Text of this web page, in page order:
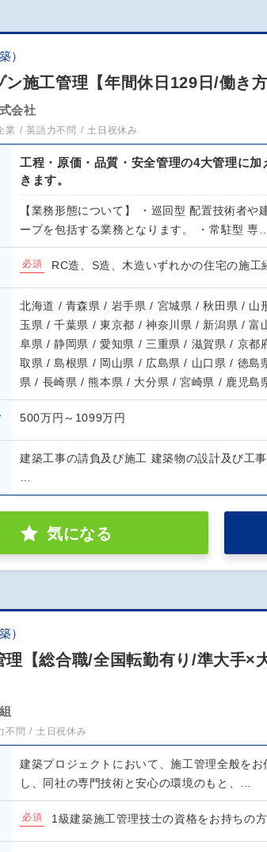
）
ン施工管理【年間休日129日/働き
会社
業 英語力不問 土日祝休み
工程・原価・品質・安全管理の4大管理に
きます。
【業務形態について】 ・巡回型 配置技術者
ープを包括する業務となります。 ・常駐型 専…
必須 RC造、S造、木造いずれかの住宅の施工
北海道 / 青森県 / 岩手県 / 宮城県 / 秋田県 /
玉県 / 千葉県 / 東京都 / 神奈川県 / 新潟県 /
阜県 / 静岡県 / 愛知県 / 三重県 / 滋賀県 / 京
取県 / 島根県 / 岡山県 / 広島県 / 山口県 / 徳
県 / 長崎県 / 熊本県 / 大分県 / 宮崎県 / 鹿児島
500万円～1099万円
建築工事の請負及び施工 建築物の設計及び工
気になる
）
理【総合職/全国転勤有り/準大手×
不問 土日祝休み
建築プロジェクトにおいて、施工管理全般を
し、同社の専門技術と安心の環境のもと、…
必須 1級建築施工管理技士の資格をお持ちの方